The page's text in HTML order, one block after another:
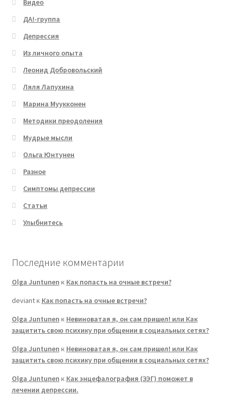
Видео
ДА!-группа
Депрессия
Из личного опыта
Леонид Добровольский
Ляля Лапухина
Марина Муукконен
Методики преодоления
Мудрые мысли
Ольга Юнтунен
Разное
Симптомы депрессии
Статьи
Улыбнитесь
Последние комментарии
Olga Juntunen к Как попасть на очные встречи?
deviantк Как попасть на очные встречи?
Olga Juntunen к Невиноватая я, он сам пришел! или Как
защитить свою психику при общении в социальных сетях?
Olga Juntunen к Невиноватая я, он сам пришел! или Как
защитить свою психику при общении в социальных сетях?
Olga Juntunen к Как энцефалография (ЭЭГ) поможет в
лечении депрессии.